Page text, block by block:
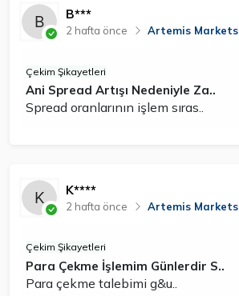
B***
2 hafta önce Artemis Markets
Çekim Şikayetleri
Ani Spread Artışı Nedeniyle Za..
Spread oranlarının işlem sıras..
K****
2 hafta önce Artemis Markets
Çekim Şikayetleri
Para Çekme İşlemim Günlerdir S..
Para çekme talebimi g&u..